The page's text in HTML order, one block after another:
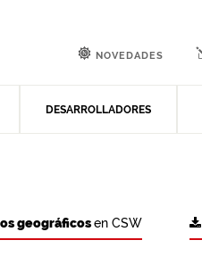
DESARROLLADORES
NOVEDADES
geográficosen CSW